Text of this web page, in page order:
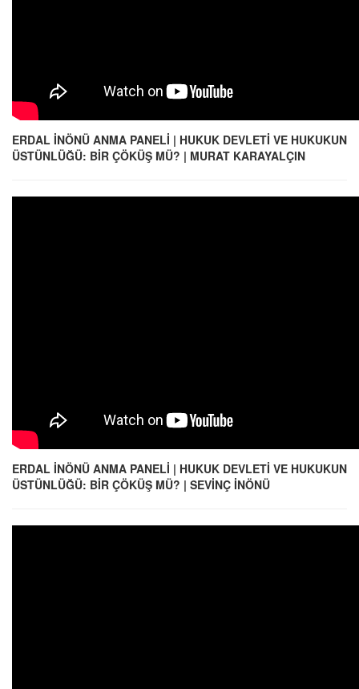
ERDAL İNÖNÜ ANMA PANELİ | HUKUK DEVLETİ VE HUKUKUN
ÜSTÜNLÜĞÜ: BİR ÇÖKÜŞ MÜ? | MURAT KARAYALÇIN
ERDAL İNÖNÜ ANMA PANELİ | HUKUK DEVLETİ VE HUKUKUN
ÜSTÜNLÜĞÜ: BİR ÇÖKÜŞ MÜ? | SEVİNÇ İNÖNÜ